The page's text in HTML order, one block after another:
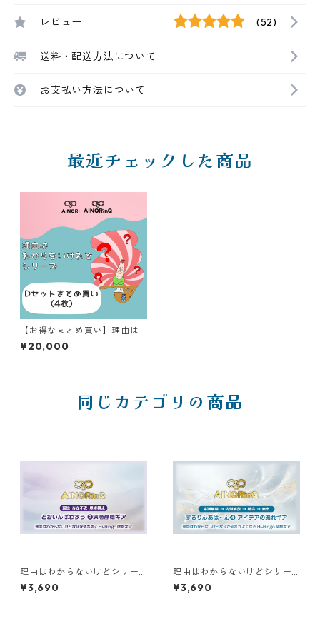
レビュー (52)
送料・配送方法について
お支払い方法について
最近チェックした商品
【お得なまとめ買い】理由は
わからないけどシリーズ｜Dセ
ット（4枚）
¥20,000
同じカテゴリの商品
理由はわからないけどシリー
ズ【F】｜なぜか落ち着く とお
いんぱわすう❷深層静穏ギア
¥3,690
理由はわからないけどシリー
ズ【C】｜なぜか流れがよくな
る するりんあは〜ん❹アイデ
¥3,690